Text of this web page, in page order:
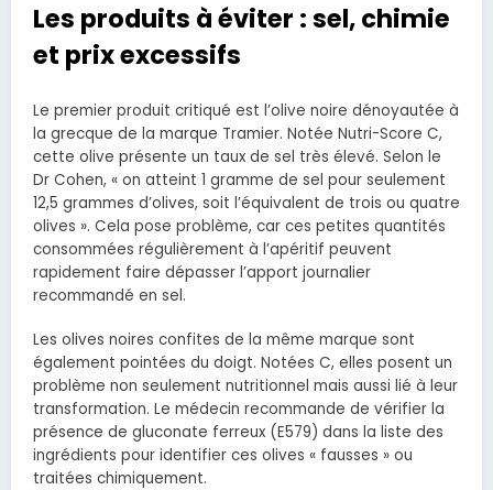
Les produits à éviter : sel, chimie
et prix excessifs
Le premier produit critiqué est l’olive noire dénoyautée à
la grecque de la marque Tramier. Notée Nutri-Score C,
cette olive présente un taux de sel très élevé. Selon le
Dr Cohen, « on atteint 1 gramme de sel pour seulement
12,5 grammes d’olives, soit l’équivalent de trois ou quatre
olives ». Cela pose problème, car ces petites quantités
consommées régulièrement à l’apéritif peuvent
rapidement faire dépasser l’apport journalier
recommandé en sel.
Les olives noires confites de la même marque sont
également pointées du doigt. Notées C, elles posent un
problème non seulement nutritionnel mais aussi lié à leur
transformation. Le médecin recommande de vérifier la
présence de gluconate ferreux (E579) dans la liste des
ingrédients pour identifier ces olives « fausses » ou
traitées chimiquement.